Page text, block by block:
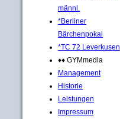
männl.
*Berliner
Bärchenpokal
*TC 72 Leverkusen
♦♦ GYMmedia
Management
Historie
Leistungen
Impressum